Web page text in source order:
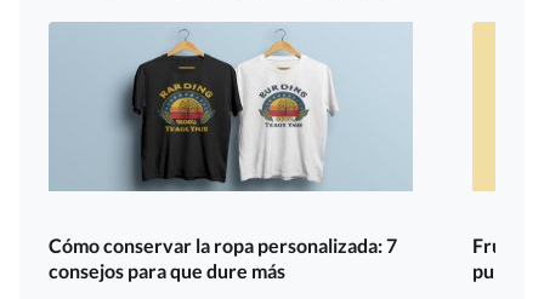
Cómo conservar la ropa personalizada: 7
consejos para que dure más
Fruit of